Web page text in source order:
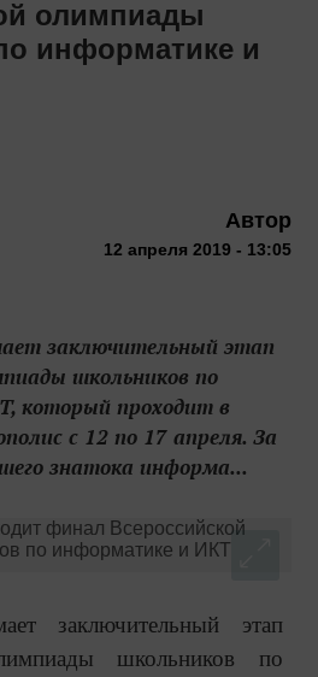
олимпиады
информатике и
Автор
12 апреля 2019 - 13:05
заключительный этап
школьников по
который проходит в
с 12 по 17 апреля. За
знатока информа...
заключительный этап
школьников по